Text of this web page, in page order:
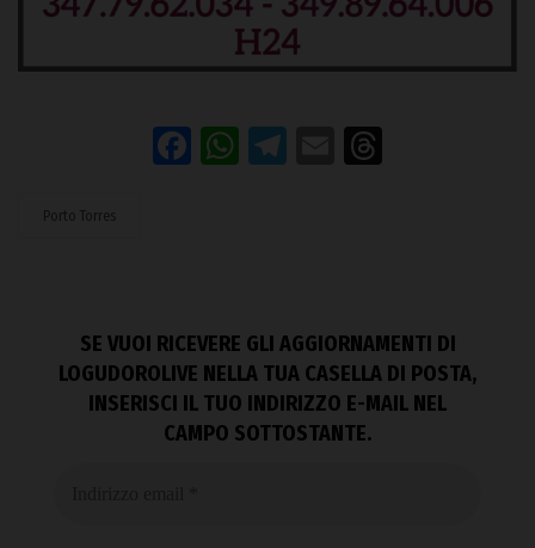
Facebook
WhatsApp
Telegram
Email
Porto Torres
SE VUOI RICEVERE GLI AGGIORNAMENTI DI
LOGUDOROLIVE NELLA TUA CASELLA DI POSTA,
INSERISCI IL TUO INDIRIZZO E-MAIL NEL
CAMPO SOTTOSTANTE.